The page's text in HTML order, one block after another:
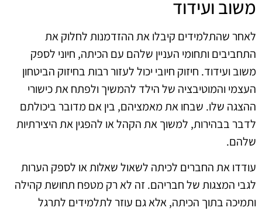
משוב ועידוד
לאחר שהתלמידים קיבלו את ההזדמנות לחלוק את
התחביבים ותחומי העניין שלהם עם הכיתה, חיוני לספק
משוב ועידוד. חיזוק חיובי יכול לעזור רבות בחיזוק הביטחון
העצמי והמוטיבציה של הילד להמשיך ולפתח את כישורי
ההצגה שלו. שבחו את מאמציהם, בין אם מדובר ביכולתם
לדבר בבהירות, למשוך את הקהל או להפגין את היצירתיות
שלהם.
עודדו את החברים לכיתה לשאול שאלות או לספק הערות
לגבי המצגות של חבריהם. זה לא רק מטפח תחושת קהילה
ותמיכה בתוך הכיתה, אלא גם עוזר לתלמידים לתרגל